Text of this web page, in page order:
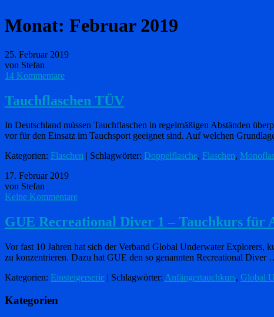
Monat: Februar 2019
25. Februar 2019
von Stefan
14 Kommentare
Tauchflaschen TÜV
In Deutschland müssen Tauchflaschen in regelmäßigen Abständen
vor für den Einsatz im Tauchsport geeignet sind. Auf welchen
Kategorien: Flaschen | Schlagwörter: Doppelflasche, Flaschen,
17. Februar 2019
von Stefan
Keine Kommentare
GUE Recreational Diver 1 – Tauchkurs für
Vor fast 10 Jahren hat sich der Verband Global Underwater Explorers,
zu konzentrieren. Dazu hat GUE den so genannten Recreational Diver
Kategorien: Einsteigerserie | Schlagwörter: Anfängertauchkurs, Global
Kategorien